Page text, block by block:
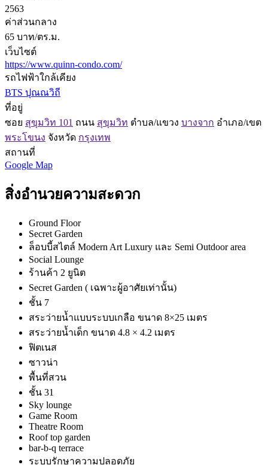
2563
ค่าส่วนกลาง
65 บาท/ตร.ม.
เว็บไซต์
https://www.quinn-condo.com/
รถไฟฟ้าใกล้เคียง
BTS ปุณณวิถี
ที่อยู่
ซอย สุขุมวิท 101 ถนน สุขุมวิท ตำบล/แขวง บางจาก อำเภอ/เขต
พระโขนง จังหวัด กรุงเทพ
สถานที่
Google Map
สิ่งอำนวยความสะดวก
Ground Floor
Secret Garden
ล็อบบี้สไตล์ Modern Art Luxury และ Semi Outdoor area
Social Lounge
ร้านค้า 2 ยูนิต
Secret Garden ( เฉพาะผู้อาศัยเท่านั้น)
ชั้น 7
สระว่ายน้ำแบบระบบเกลือ ขนาด 8×25 เมตร
สระว่ายน้ำเด็ก ขนาด 4.8 × 4.2 เมตร
ฟิตเนส
ซาวน่า
พื้นที่สวน
ชั้น 31
Sky lounge
Game Room
Theatre Room
Roof top garden
bar-b-q terrace
ระบบรักษาความปลอดภัย